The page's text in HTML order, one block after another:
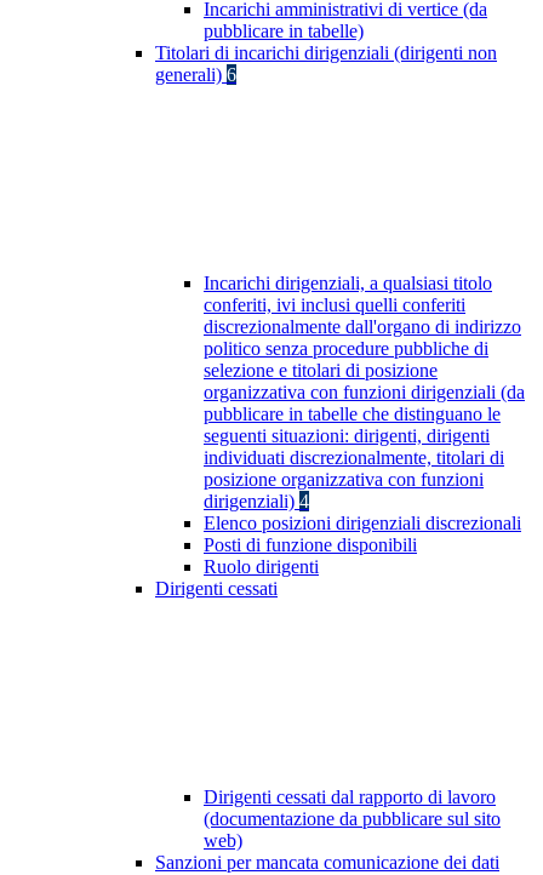
Incarichi amministrativi di vertice (da
pubblicare in tabelle)
Titolari di incarichi dirigenziali (dirigenti non
generali) 6
Incarichi dirigenziali, a qualsiasi titolo
conferiti, ivi inclusi quelli conferiti
discrezionalmente dall'organo di indirizzo
politico senza procedure pubbliche di
selezione e titolari di posizione
organizzativa con funzioni dirigenziali (da
pubblicare in tabelle che distinguano le
seguenti situazioni: dirigenti, dirigenti
individuati discrezionalmente, titolari di
posizione organizzativa con funzioni
dirigenziali) 4
Elenco posizioni dirigenziali discrezionali
Posti di funzione disponibili
Ruolo dirigenti
Dirigenti cessati
Dirigenti cessati dal rapporto di lavoro
(documentazione da pubblicare sul sito
web)
Sanzioni per mancata comunicazione dei dati